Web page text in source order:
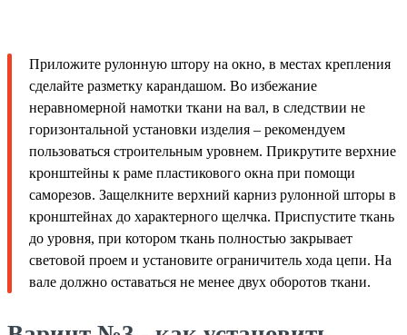
Приложите рулонную штору на окно, в местах крепления
сделайте разметку карандашом. Во избежание
неравномерной намотки ткани на вал, в следствии не
горизонтальной установки изделия – рекомендуем
пользоваться строительным уровнем. Прикрутите верхние
кронштейны к раме пластикового окна при помощи
саморезов. Защелкните верхний карниз рулонной шторы в
кронштейнах до характерного щелчка. Приспустите ткань
до уровня, при котором ткань полностью закрывает
световой проем и установите ограничитель хода цепи. На
вале должно оставаться не менее двух оборотов ткани.